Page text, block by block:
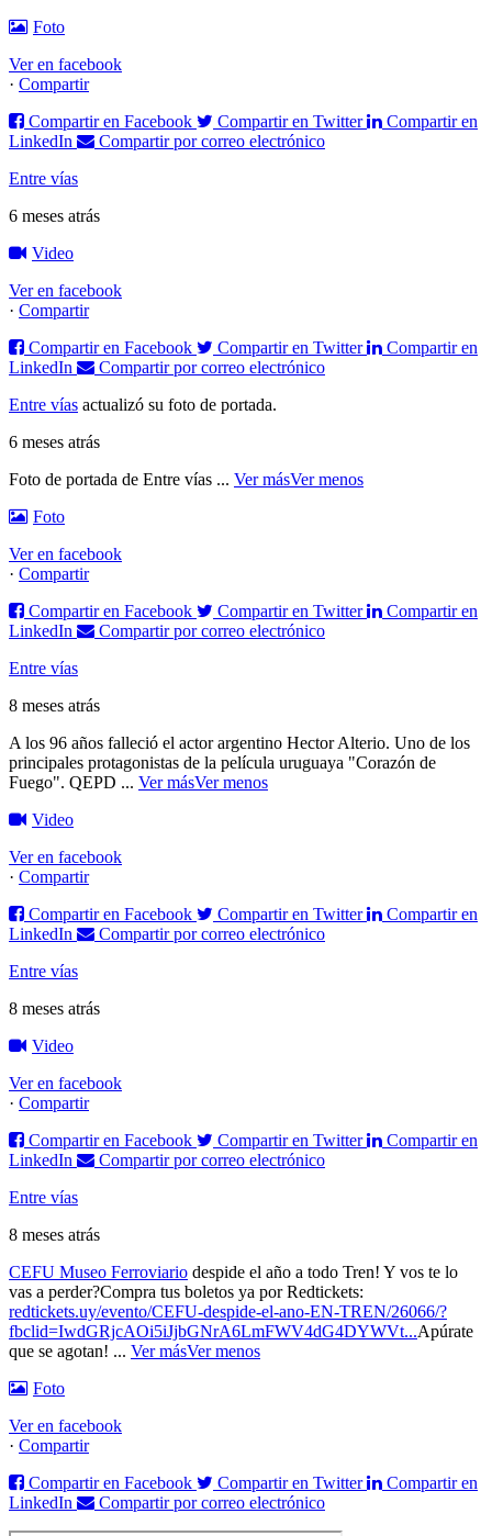
Foto
Ver en facebook
· Compartir
Compartir en Facebook
Compartir en Twitter
Compartir en
LinkedIn
Compartir por correo electrónico
Entre vías
6 meses atrás
Video
Ver en facebook
· Compartir
Compartir en Facebook
Compartir en Twitter
Compartir en
LinkedIn
Compartir por correo electrónico
Entre vías actualizó su foto de portada.
6 meses atrás
Foto de portada de Entre vías ... Ver másVer menos
Foto
Ver en facebook
· Compartir
Compartir en Facebook
Compartir en Twitter
Compartir en
LinkedIn
Compartir por correo electrónico
Entre vías
8 meses atrás
A los 96 años falleció el actor argentino Hector Alterio. Uno de los
principales protagonistas de la película uruguaya "Corazón de
Fuego". QEPD ... Ver másVer menos
Video
Ver en facebook
· Compartir
Compartir en Facebook
Compartir en Twitter
Compartir en
LinkedIn
Compartir por correo electrónico
Entre vías
8 meses atrás
Video
Ver en facebook
· Compartir
Compartir en Facebook
Compartir en Twitter
Compartir en
LinkedIn
Compartir por correo electrónico
Entre vías
8 meses atrás
CEFU Museo Ferroviario despide el año a todo Tren! Y vos te lo
vas a perder?Compra tus boletos ya por Redtickets:
redtickets.uy/evento/CEFU-despide-el-ano-EN-TREN/26066/?
fbclid=IwdGRjcAOi5iJjbGNrA6LmFWV4dG4DYWVt...Apúrate
que se agotan! ... Ver másVer menos
Foto
Ver en facebook
· Compartir
Compartir en Facebook
Compartir en Twitter
Compartir en
LinkedIn
Compartir por correo electrónico